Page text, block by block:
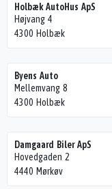
Holbæk AutoHus ApS
Højvang 4
4300 Holbæk
Byens Auto
Mellemvang 8
4300 Holbæk
Damgaard Biler ApS
Hovedgaden 2
4440 Mørkøv